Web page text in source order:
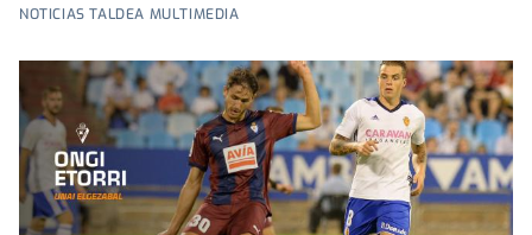
NOTICIAS TALDEA MULTIMEDIA